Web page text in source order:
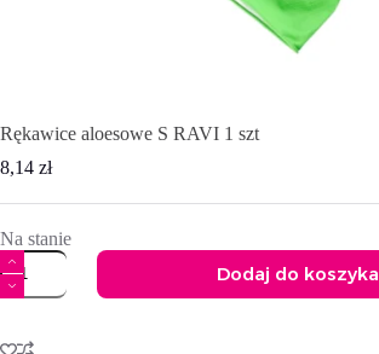
Rękawice aloesowe S RAVI 1 szt
8,14 zł
Na stanie
ilość
Rękawice
aloesowe
RAVI
Dodaj do koszyka